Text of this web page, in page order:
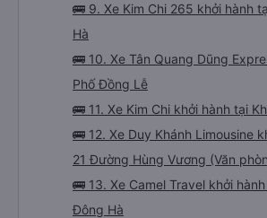
🚌 9. Xe Kim Chi 265 khởi hành
Hà
🚌 10. Xe Tân Quang Dũng
Phố Đồng Lễ
🚌 11. Xe Kim Chi khởi hành tại
🚌 12. Xe Duy Khánh Limousine
21 Đường Hùng Vương (Văn
🚌 13. Xe Camel Travel khởi
Đông Hà